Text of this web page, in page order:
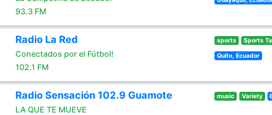
93.3 FM
Radio La Red
Conectados por el Fútbol!
102.1 FM
sports Sports
Quito, Ecuador
Radio Sensación 102.9 Guamote
LA QUE TE MUEVE
music Variety